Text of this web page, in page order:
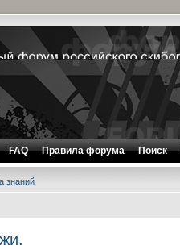
FAQ Правила форума Поиск
знаний